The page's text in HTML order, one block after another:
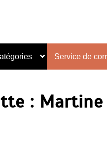
Service de
: Martine